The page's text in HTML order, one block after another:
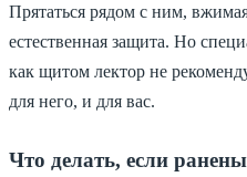
Прятаться рядом с ним,
естественная защита. Но
как щитом лектор не
для него, и для вас.
Что делать, если